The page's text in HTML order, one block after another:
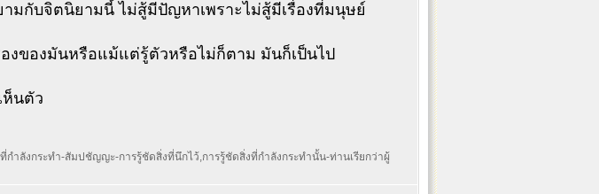
มกับจิตนิยามนี้ ไม่สู้มีปัญหาเพราะไม่สู้มีเรื่องที่มนุษย์
องของมันหรือแม้แต่รู้ตัวหรือไม่ก็ตาม มันก็เป็นไป
ห็นตัว
ำลังกระทำ-สัมปชัญญะ-การรู้ชัดสิ่งที่นึกไว้,การรู้ชัดสิ่งที่กำลังกระทำนั้น-ท่านเรียกว่าผู้